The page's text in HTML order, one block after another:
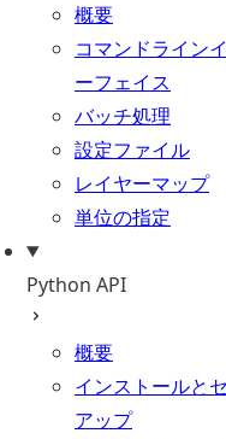
概要
コマンドライン
ーフェイス
バッチ処理
設定ファイル
レイヤーマップ
単位の指定
Python API
概要
インストールと
アップ